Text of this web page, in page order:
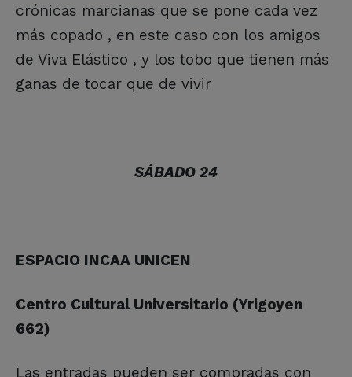
crónicas marcianas que se pone cada vez
más copado , en este caso con los amigos
de Viva Elástico , y los tobo que tienen más
ganas de tocar que de vivir
SÁBADO 24
ESPACIO INCAA UNICEN
Centro Cultural Universitario (Yrigoyen
662)
Las entradas pueden ser compradas con